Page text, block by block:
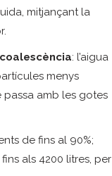
mitjançant la
coalescència: l’aigua
menys
passa amb les gotes
de fins al 90%;
als 4200 litres, per